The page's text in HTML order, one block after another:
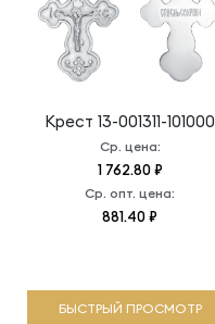
Крест 13-001311-101000
Ср. цена:
1 762.80 ₽
Ср. опт. цена:
881.40 ₽
БЫСТРЫЙ ПРОСМОТР